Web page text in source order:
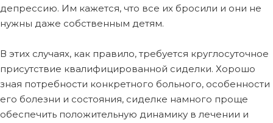
депрессию. Им кажется, что все их бросили и они не
нужны даже собственным детям.
В этих случаях, как правило, требуется круглосуточное
присутствие квалифицированной сиделки. Хорошо
зная потребности конкретного больного, особенности
его болезни и состояния, сиделке намного проще
обеспечить положительную динамику в лечении и